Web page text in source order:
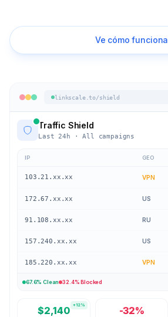
Ve cómo funciona
linkscale.to/shield
Traffic Shield
Last 24h · All campaigns
IP GEO
172.67.xx.xx US
91.108.xx.xx RU
157.240.xx.xx US
185.220.xx.xx VPN
34.102.xx.xx FR
67.6% Clean 32.4% Blocked
$2,140 +12% -32%